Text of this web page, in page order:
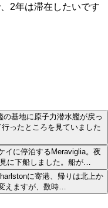
2年は滞在したいです
基地に原子力潜水艦が戻っ
ったところを見ていました
イに停泊するMeraviglia。夜
に下船しました。船が…
に寄港、帰りは北上か
えますが、数時…